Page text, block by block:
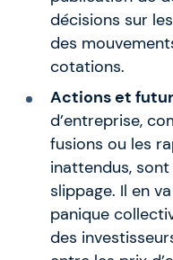
décisions sur
des
cotations.
Actions et
d’entreprise,
fusions ou les
inattendus,
slippage. Il en
panique
des